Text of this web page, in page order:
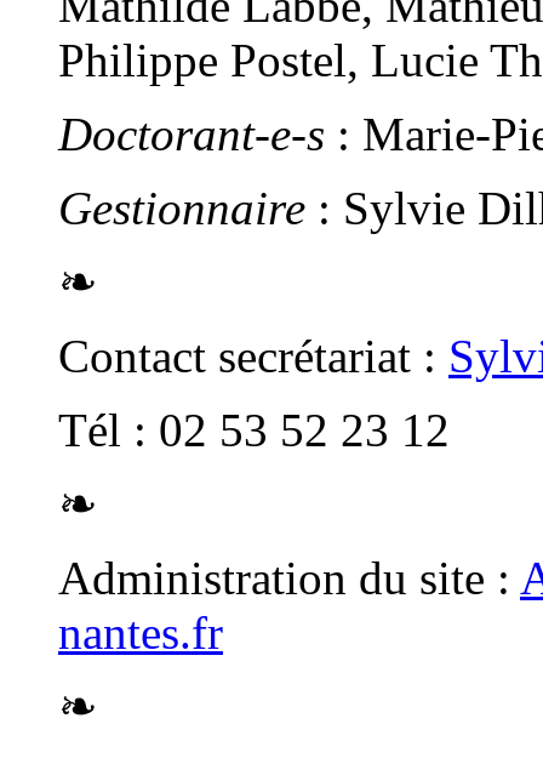
Philippe Postel, Lucie
Doctorant-e-s : Marie-
Gestionnaire : Sylvie
❧
Contact secrétariat :
Tél : 02 53 52 23 12
❧
Administration du site :
nantes.fr
❧